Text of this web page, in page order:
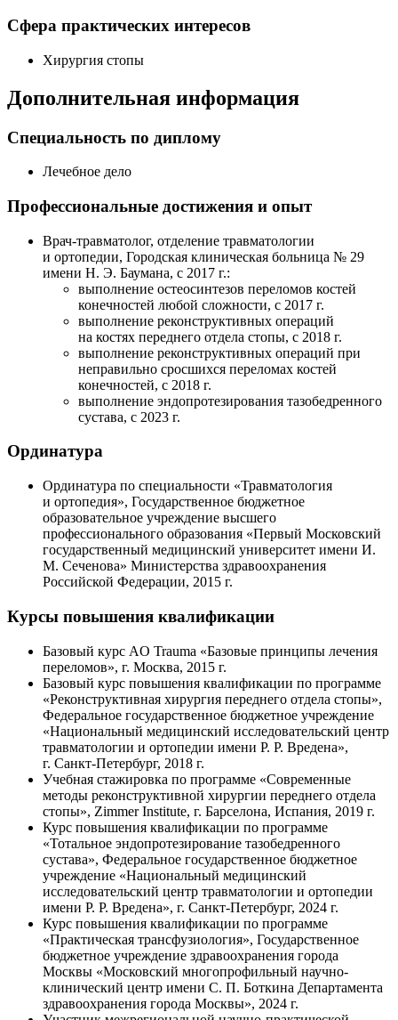
Сфера практических интересов
Хирургия стопы
Дополнительная информация
Специальность по диплому
Лечебное дело
Профессиональные достижения и опыт
Врач-травматолог, отделение травматологии
и ортопедии, Городская клиническая больница № 29
имени Н. Э. Баумана, с 2017 г.:
выполнение остеосинтезов переломов костей
конечностей любой сложности, с 2017 г.
выполнение реконструктивных операций
на костях переднего отдела стопы, с 2018 г.
выполнение реконструктивных операций при
неправильно сросшихся переломах костей
конечностей, с 2018 г.
выполнение эндопротезирования тазобедренного
сустава, с 2023 г.
Ординатура
Ординатура по специальности «Травматология
и ортопедия», Государственное бюджетное
образовательное учреждение высшего
профессионального образования «Первый Московский
государственный медицинский университет имени И.
М. Сеченова» Министерства здравоохранения
Российской Федерации, 2015 г.
Курсы повышения квалификации
Базовый курс AO Trauma «Базовые принципы лечения
переломов», г. Москва, 2015 г.
Базовый курс повышения квалификации по программе
«Реконструктивная хирургия переднего отдела стопы»,
Федеральное государственное бюджетное учреждение
«Национальный медицинский исследовательский центр
травматологии и ортопедии имени Р. Р. Вредена»,
г. Санкт-Петербург, 2018 г.
Учебная стажировка по программе «Современные
методы реконструктивной хирургии переднего отдела
стопы», Zimmer Institute, г. Барселона, Испания, 2019 г.
Курс повышения квалификации по программе
«Тотальное эндопротезирование тазобедренного
сустава», Федеральное государственное бюджетное
учреждение «Национальный медицинский
исследовательский центр травматологии и ортопедии
имени Р. Р. Вредена», г. Санкт-Петербург, 2024 г.
Курс повышения квалификации по программе
«Практическая трансфузиология», Государственное
бюджетное учреждение здравоохранения города
Москвы «Московский многопрофильный научно-
клинический центр имени С. П. Боткина Департамента
здравоохранения города Москвы», 2024 г.